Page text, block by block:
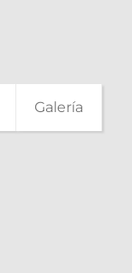
Galería